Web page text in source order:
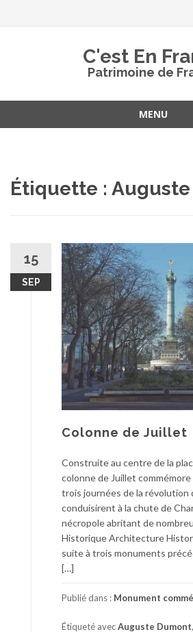
C'est En
Patrimoine de
MENU
Étiquette :
15
SEP
Colonne de Juillet
Construite au centre de la
colonne de Juillet
trois journées de la révolution
conduisirent à la chute de
nécropole abritant de
Historique Architecture
suite à trois monuments
[…]
Publié dans : Monument
Étiqueté avecAuguste Dumont,